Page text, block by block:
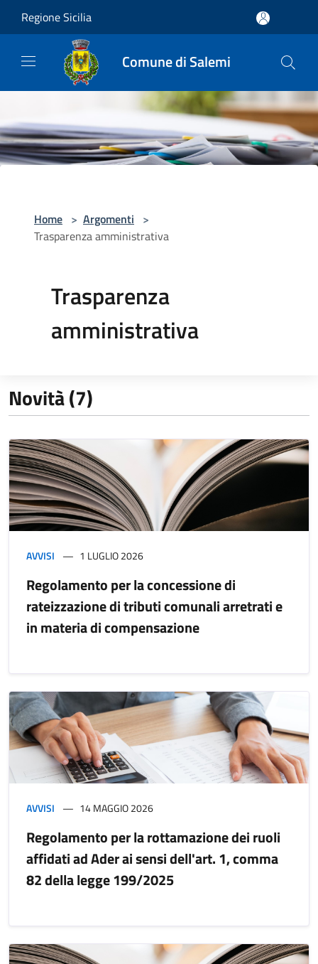
Regione Sicilia
Comune di Salemi
Home > Argomenti >
Trasparenza amministrativa
Trasparenza
amministrativa
Novità (7)
AVVISI 1 LUGLIO 2026
Regolamento per la concessione di
rateizzazione di tributi comunali arretrati e
in materia di compensazione
AVVISI 14 MAGGIO 2026
Regolamento per la rottamazione dei ruoli
affidati ad Ader ai sensi dell'art. 1, comma
82 della legge 199/2025